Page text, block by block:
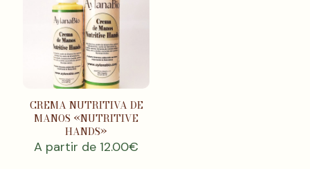
CREMA NUTRITIVA DE
MANOS «NUTRITIVE
HANDS»
A partir de 12.00€